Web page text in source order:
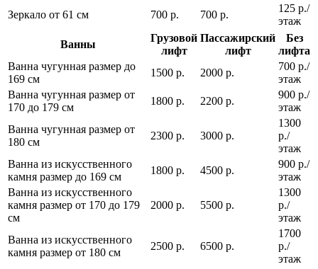
Зеркало от 61 см
700 р. 700 р.
125 р./
этаж
Ванны
Грузовой
лифт
Пассажирский
лифт
Без
лифта
Ванна чугунная размер до
169 см
1500 р. 2000 р.
700 р./
этаж
Ванна чугунная размер от
170 до 179 см
1800 р. 2200 р.
900 р./
этаж
Ванна чугунная размер от
180 см
2300 р. 3000 р.
1300
р./
этаж
Ванна из искусственного
камня размер до 169 см
1800 р. 4500 р.
900 р./
этаж
Ванна из искусственного
камня размер от 170 до 179
см
2000 р. 5500 р.
1300
р./
этаж
Ванна из искусственного
камня размер от 180 см
2500 р. 6500 р.
1700
р./
этаж